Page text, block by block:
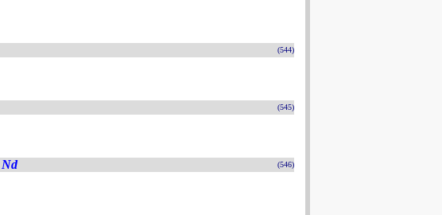
(544)
(545)
Nd (546)